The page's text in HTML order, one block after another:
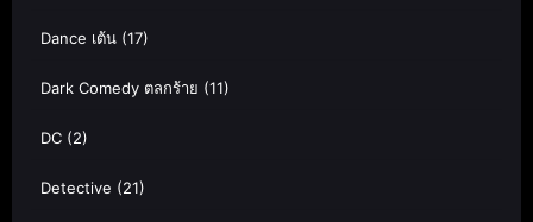
Dance เต้น (17)
Dark Comedy ตลกร้าย (11)
DC (2)
Detective (21)